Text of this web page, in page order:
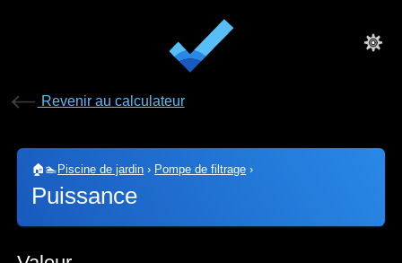
Revenir au calculateur
🏠🏊 Piscine de jardin › Pompe de filtrage ›
Puissance